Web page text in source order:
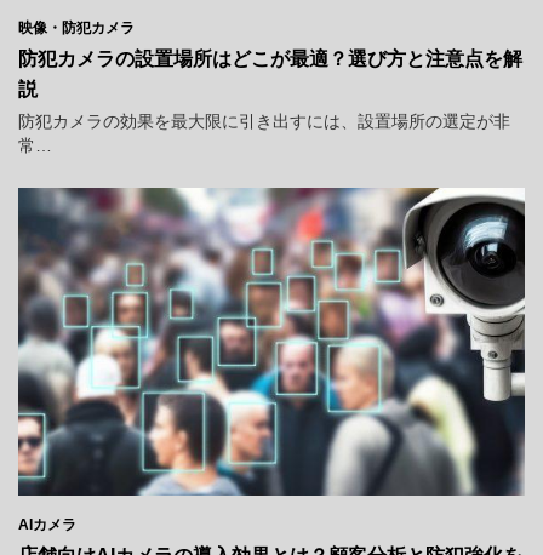
映像・防犯カメラ
防犯カメラの設置場所はどこが最適？選び方と注意点を解
説
防犯カメラの効果を最大限に引き出すには、設置場所の選定が非
常…
AIカメラ